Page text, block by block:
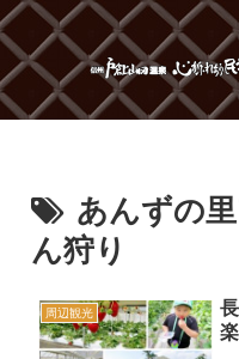
あんずの
ん狩り
周辺観光